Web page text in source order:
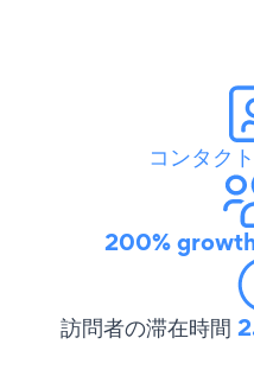
コンタク
200%
訪問者の滞在時間